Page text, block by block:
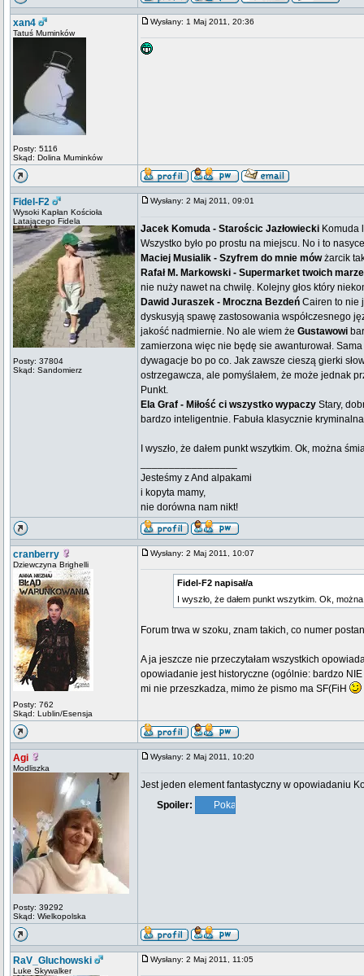
xan4
Tatuś Muminków
Posty: 5116
Skąd: Dolina Muminków
Wysłany: 1 Maj 2011, 20:36
Fidel-F2
Wysoki Kapłan Kościoła
Latającego Fidela
Posty: 37804
Skąd: Sandomierz
Wysłany: 2 Maj 2011, 09:01
Jacek Komuda - Starościc Jazłowiecki Komuda
Wszystko było po prostu na miejscu. No i to
Maciej Musialik - Szyfrem do mnie mówżarcik
Rafał M. Markowski - Supermarket twoich
nie nuży nawet na chwilę. Kolejny głos który
Dawid Juraszek - Mroczna Bezdeń Cairen to nie
dyskusyją spawę zastosowania współczesnego
jakość nadmiernie. No ale wiem że Gustawowi
zamierzona więc nie będę sie awanturował.
dywagacje bo po co. Jak zawsze cieszą gierki
ostrzegawcza, ale pomyślałem, że może jednak
Punkt.
Ela Graf - Miłość ci wszystko wypaczy Stary,
bardzo inteligentnie. Fabuła klasycznie
I wyszło, że dałem punkt wszytkim. Ok, można
Jesteśmy z And alpakami
i kopyta mamy,
nie dorówna nam nikt!
cranberry
Dziewczyna Brighelli
Posty: 762
Skąd: Lublin/Esensja
Wysłany: 2 Maj 2011, 10:07
Fidel-F2 napisał/a
I wyszło, że dałem punkt wszytkim. Ok,
Forum trwa w szoku, znam takich, co numer
A ja jeszcze nie przeczytałam wszystkich
opowiadanie jest historyczne (ogólnie: bardzo
mi nie przeszkadza, mimo że pismo ma SF(FiH
Agi
Modliszka
Posty: 39292
Skąd: Wielkopolska
Wysłany: 2 Maj 2011, 10:20
Jest jeden element fantastyczny w opowiadaniu
Spoiler:
RaV_Gluchowski
Luke Skywalker
Wysłany: 2 Maj 2011, 11:05